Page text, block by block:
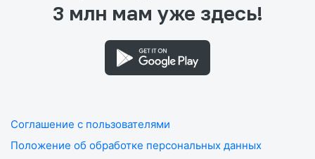
3 млн мам уже здесь!
Соглашение с пользователями
Положение об обработке персональных данных